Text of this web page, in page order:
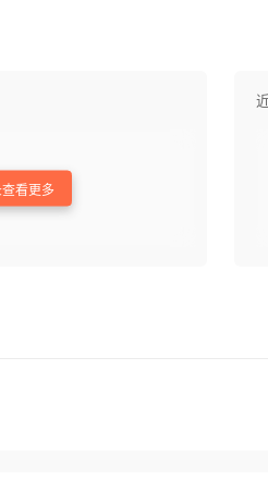
看更多